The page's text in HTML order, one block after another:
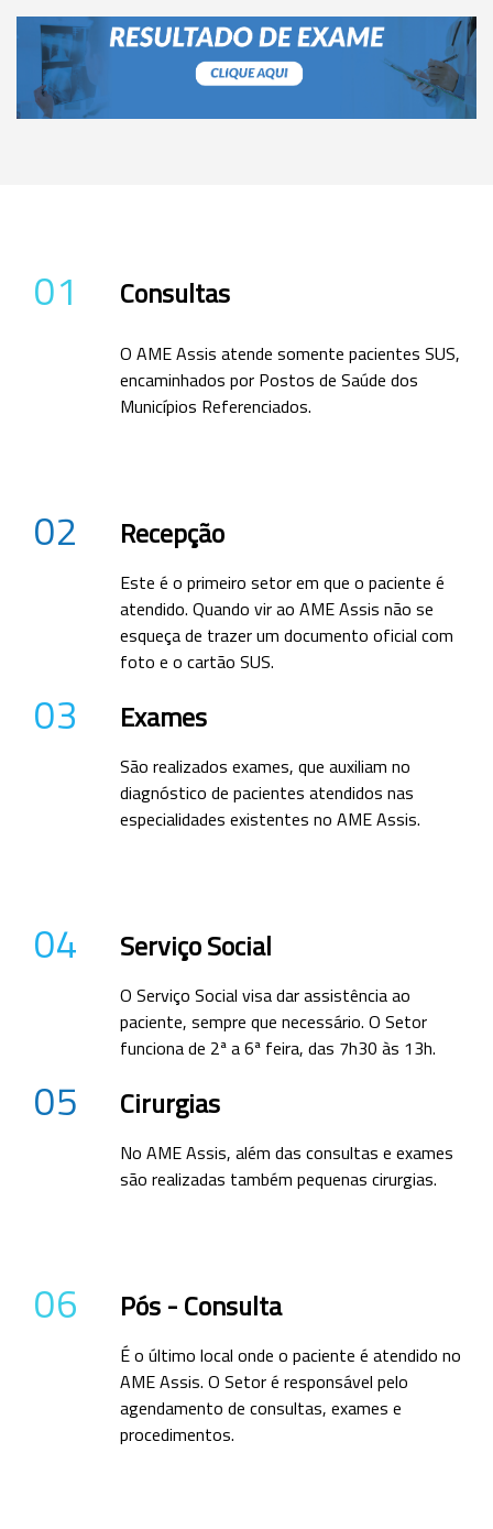
01 Consultas
O AME Assis atende somente pacientes SUS,
encaminhados por Postos de Saúde dos
Municípios Referenciados.
02 Recepção
Este é o primeiro setor em que o paciente é
atendido. Quando vir ao AME Assis não se
esqueça de trazer um documento oficial com
foto e o cartão SUS.
03 Exames
São realizados exames, que auxiliam no
diagnóstico de pacientes atendidos nas
especialidades existentes no AME Assis.
04 Serviço Social
O Serviço Social visa dar assistência ao
paciente, sempre que necessário. O Setor
funciona de 2ª a 6ª feira, das 7h30 às 13h.
05 Cirurgias
No AME Assis, além das consultas e exames
são realizadas também pequenas cirurgias.
06 Pós - Consulta
É o último local onde o paciente é atendido no
AME Assis. O Setor é responsável pelo
agendamento de consultas, exames e
procedimentos.